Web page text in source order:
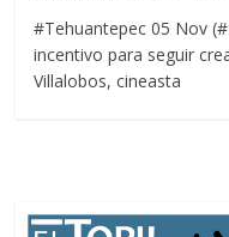
#Tehuantepec 05 Nov
incentivo para seguir
Villalobos, cineasta